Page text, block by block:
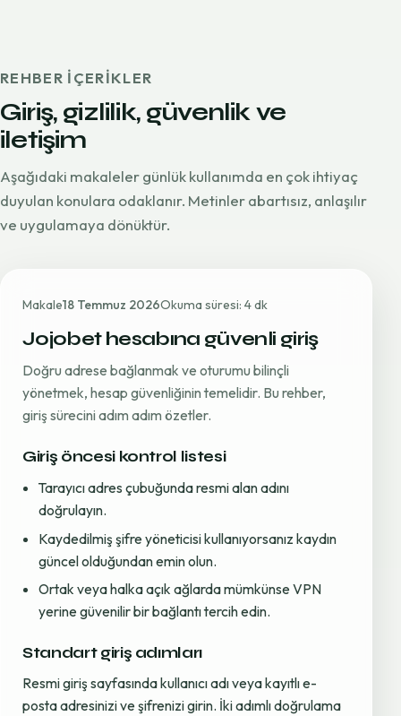
REHBER IÇERIKLER
Giriş, gizlilik, güvenlik ve
iletişim
Aşağıdaki makaleler günlük kullanımda en çok ihtiyaç
duyulan konulara odaklanır. Metinler abartısız, anlaşılır
ve uygulamaya dönüktür.
Makale18 Temmuz 2026Okuma süresi: 4 dk
Jojobet hesabına güvenli giriş
Doğru adrese bağlanmak ve oturumu bilinçli
yönetmek, hesap güvenliğinin temelidir. Bu rehber,
giriş sürecini adım adım özetler.
Giriş öncesi kontrol listesi
Tarayıcı adres çubuğunda resmi alan adını
doğrulayın.
Kaydedilmiş şifre yöneticisi kullanıyorsanız kaydın
güncel olduğundan emin olun.
Ortak veya halka açık ağlarda mümkünse VPN
yerine güvenilir bir bağlantı tercih edin.
Standart giriş adımları
Resmi giriş sayfasında kullanıcı adı veya kayıtlı e-
posta adresinizi ve şifrenizi girin. İki adımlı doğrulama